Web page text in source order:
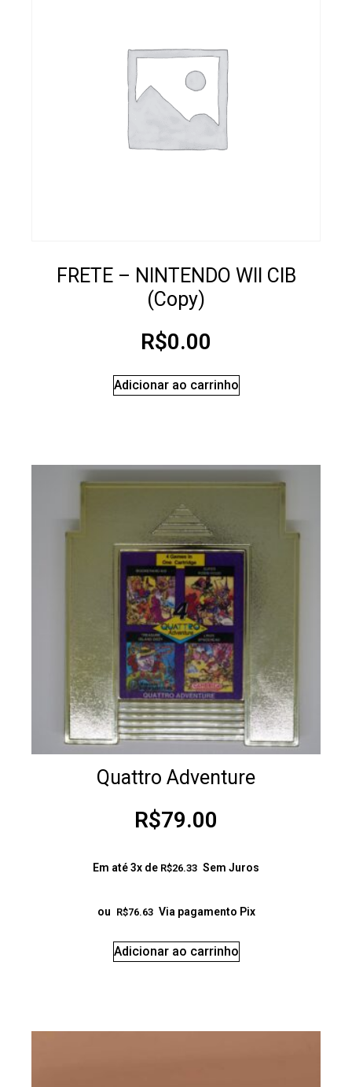
FRETE – NINTENDO WII CIB
(Copy)
R$0.00
Adicionar ao carrinho
Quattro Adventure
R$79.00
Em até 3x de R$26.33 Sem Juros
ou R$76.63 Via pagamento Pix
Adicionar ao carrinho